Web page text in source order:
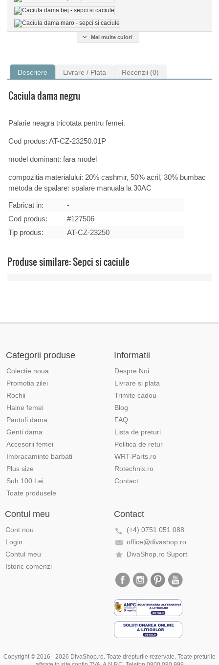
Mai multe culori
Descriere Livrare / Plata Recenzii (0)
Caciula dama negru
Palarie neagra tricotata pentru femei.
Cod produs: AT-CZ-23250.01P
model dominant: fara model
compozitia materialului: 20% cashmir, 50% acril, 30% bumbac
metoda de spalare: spalare manuala la 30AC
Fabricat in:
-
Cod produs:
#127506
Tip produs:
AT-CZ-23250
Produse similare: Sepci si caciule
Categorii produse
Colectie noua
Promotia zilei
Rochii
Haine femei
Pantofi dama
Genti dama
Accesorii femei
Imbracaminte barbati
Plus size
Sub 100 Lei
Toate produsele
Informatii
Despre Noi
Livrare si plata
Trimite cadou
Blog
FAQ
Lista de preturi
Politica de retur
WRT-Parts.ro
Rotechnix.ro
Contact
Contul meu
Cont nou
Login
Contul meu
Istoric comenzi
Contact
(+4) 0751 051 088
office@divashop.ro
DivaShop.ro Suport
Copyright © 2016 - 2026 DivaShop.ro. Toate drepturile rezervate. Toate preturile